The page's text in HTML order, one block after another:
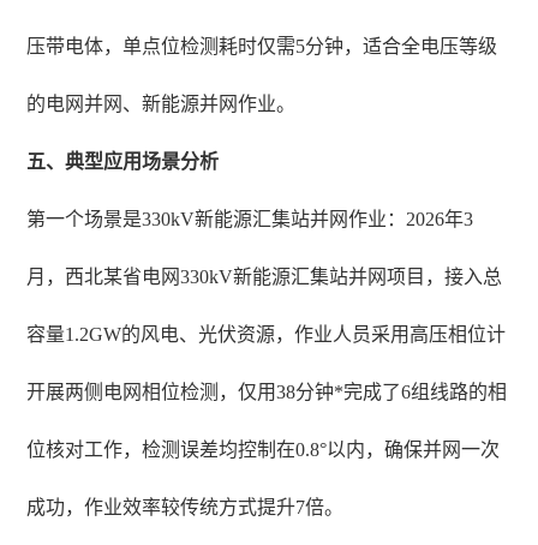
压带电体，单点位检测耗时仅需5分钟，适合全电压等级
的电网并网、新能源并网作业。
五、典型应用场景分析
第一个场景是330kV新能源汇集站并网作业：2026年3
月，西北某省电网330kV新能源汇集站并网项目，接入总
容量1.2GW的风电、光伏资源，作业人员采用高压相位计
开展两侧电网相位检测，仅用38分钟*完成了6组线路的相
位核对工作，检测误差均控制在0.8°以内，确保并网一次
成功，作业效率较传统方式提升7倍。